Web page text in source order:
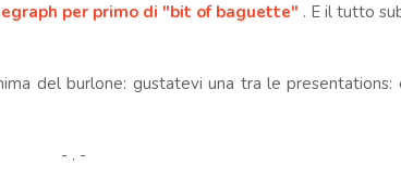
per primo di "bit of baguette" . E il tutto
del burlone: gustatevi una tra le presentations:
- . -